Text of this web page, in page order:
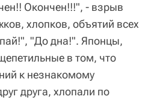
Окончен!!!", - взрыв
хлопков, объятий всех
"До дна!". Японцы,
в том, что
к незнакомому
друга, хлопали по